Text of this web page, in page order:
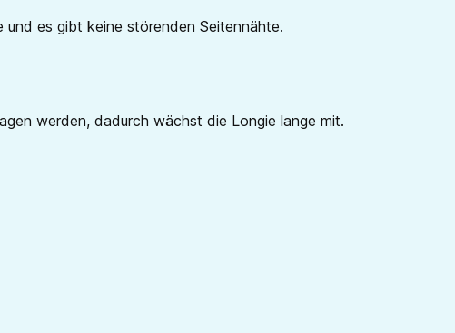
es gibt keine störenden Seitennähte.
werden, dadurch wächst die Longie lange mit.